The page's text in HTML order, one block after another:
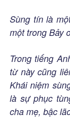
Sùng tín là
một trong Bảy
Trong tiếng
từ này cũng
Khái niệm
là sự phục
cha mẹ, bậc